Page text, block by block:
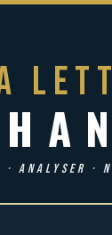
· ANALYSER ·